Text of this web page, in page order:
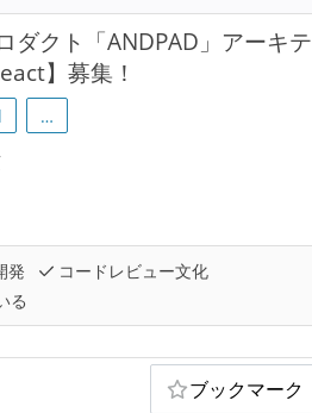
ダクト「ANDPAD」アーキテ
】募集！
…
発
コードレビュー文化
る
ブックマーク